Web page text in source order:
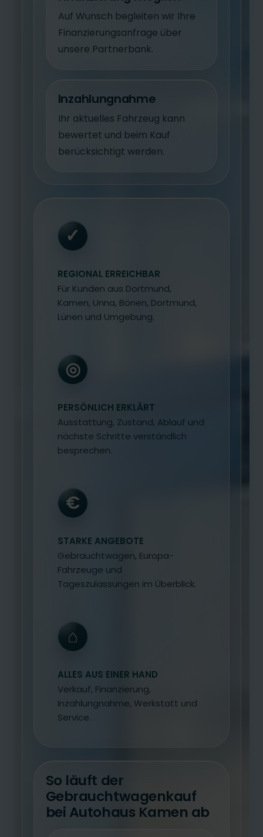
Auf Wunsch begleiten wir Ihre
Finanzierungsanfrage über
unsere Partnerbank.
Inzahlungnahme
Ihr aktuelles Fahrzeug kann
bewertet und beim Kauf
berücksichtigt werden.
✓
REGIONAL ERREICHBAR
Für Kunden aus Dortmund,
Kamen, Unna, Bönen, Dortmund,
Lünen und Umgebung.
◎
PERSÖNLICH ERKLÄRT
Ausstattung, Zustand, Ablauf und
nächste Schritte verständlich
besprechen.
€
STARKE ANGEBOTE
Gebrauchtwagen, Europa-
Fahrzeuge und
Tageszulassungen im Überblick.
⌂
ALLES AUS EINER HAND
Verkauf, Finanzierung,
Inzahlungnahme, Werkstatt und
Service.
So läuft der
Gebrauchtwagenkauf
bei Autohaus Kamen ab